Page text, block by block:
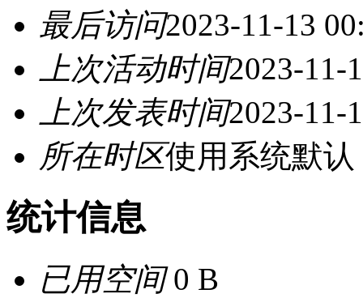
最后访问2023-11-13
上次活动时间2023-11-
上次发表时间2023-11-
所在时区使用系统默认
统计信息
已用空间0 B